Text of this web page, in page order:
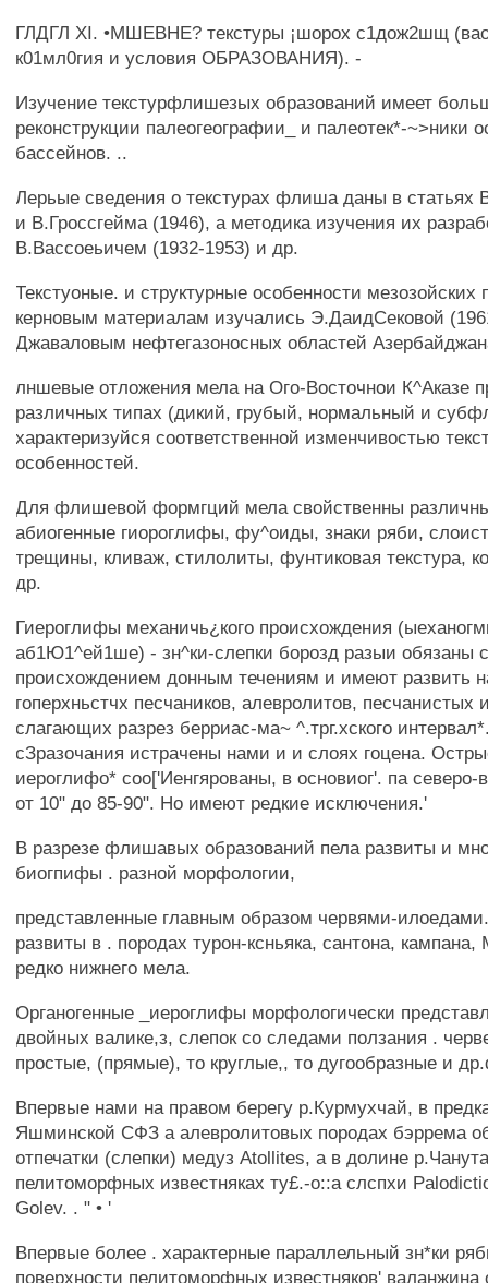
ГЛДГЛ XI. •МШЕВНЕ? текстуры ¡шорох с1дож2шщ
к01мл0гия и условия ОБРАЗОВАНИЯ). -
Изучение текстурфлишезых образований имеет
реконструкции палеогеографии_ и палеотек*-~>ники
бассейнов. ..
Лерьые сведения о текстурах флиша даны в статьях
и В.Гроссгейма (1946), а методика изучения их
В.Вассоеьичем (1932-1953) и др.
Текстуоные. и структурные особенности мезозойских
керновым материалам изучались Э.ДаидСековой
Джаваловым нефтегазоносных областей
лншевые отложения мела на Ого-Восточнои К^Аказе
различных типах (дикий, грубый, нормальный и
характеризуйся соответственной изменчивостью
особенностей.
Для флишевой формгций мела свойственны
абиогенные гиороглифы, фу^оиды, знаки ряби,
трещины, кливаж, стилолиты, фунтиковая текстура,
др.
Гиероглифы механичь¿кого происхождения
аб1Ю1^ей1ше) - зн^ки-слепки борозд разыи обязаны
происхождением донным течениям и имеют развить
гоперхньстчх песчаников, алевролитов, песчанистых
слагающих разрез берриас-ма~ ^.трг.хского
сЗразочания истрачены нами и и слоях гоцена.
иероглифо* соо['Иенгярованы, в основиог'. па северо-
от 10" до 85-90". Но имеют редкие исключения.'
В разрезе флишавых образований пела развиты и
биогпифы . разной морфологии,
представленные главным образом червями-
развиты в . породах турон-ксньяка, сантона, кампана,
редко нижнего мела.
Органогенные _иероглифы морфологически
двойных валике,з, слепок со следами ползания .
простые, (прямые), то круглые,, то дугообразные и
Впервые нами на правом берегу р.Курмухчай, в
Яшминской СФЗ а алевролитовых породах бэррема
отпечатки (слепки) медуз Atollites, а в долине
пелитоморфных известняках ту£.-о::а слспхи
Golev. . " • '
Впервые более . характерные параллельный зн*ки
поверхности пелитоморфных известняков'